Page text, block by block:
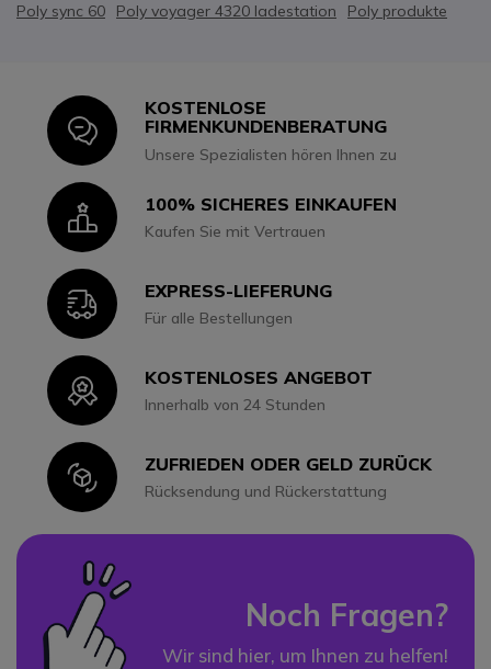
Poly sync 60
Poly voyager 4320 ladestation Poly produkte
Icon
KOSTENLOSE
FIRMENKUNDENBERATUNG
Unsere Spezialisten hören Ihnen zu
Icon100% SICHERES EINKAUFEN
Kaufen Sie mit Vertrauen
IconEXPRESS-LIEFERUNG
Für alle Bestellungen
IconKOSTENLOSES ANGEBOT
Innerhalb von 24 Stunden
IconZUFRIEDEN ODER GELD ZURÜCK
Rücksendung und Rückerstattung
Noch Fragen?
Wir sind hier, um Ihnen zu helfen!